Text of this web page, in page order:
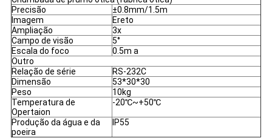
Precisão
±0.8mm/1.5m
Imagem
Ereto
Ampliação
3x
Campo de visão
5°
Escala do foco
0.5m a
Outro
Relação de série
RS-232C
Dimensão
53*30*30
Peso
10kg
Temperatura de
Opertaion
-20℃~+50℃
Produção da água e da
poeira
IP55